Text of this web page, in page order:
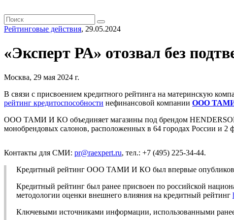
Рейтинговые действия, 29.05.2024
«Эксперт РА» отозвал без
Москва, 29 мая 2024 г.
В связи с присвоением кредитного рейтинга на материнскую
рейтинг кредитоспособности нефинансовой компании ООО
ООО ТАМИ И КО объединяет магазины под брендом
монобрендовых салонов, расположенных в 64 городах России и 2
Контакты для СМИ: pr@raexpert.ru, тел.: +7 (495) 225-34-44.
Кредитный рейтинг ООО ТАМИ И КО был впервые
Кредитный рейтинг был ранее присвоен по российской
методологии оценки внешнего влияния на кредитный рейтинг
Ключевыми источниками информации, использованными